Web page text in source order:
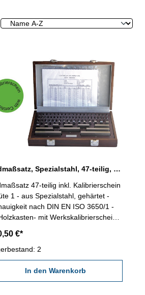
Endmaßsatz, Spezialstahl, 47-teilig, Güte 1 inkl. Kalibrierschein
47-teilig inkl. Kalibrierschein
1 - aus Spezialstahl, gehärtet -
nach DIN EN ISO 3650/1 -
mit Werkskalibrierschein
1,20 / 7 x 1,30-1,90 / 9 x 1-9 / 10 x
Abb.: Satz mit 87 Endmaßen
€*
2
In den Warenkorb